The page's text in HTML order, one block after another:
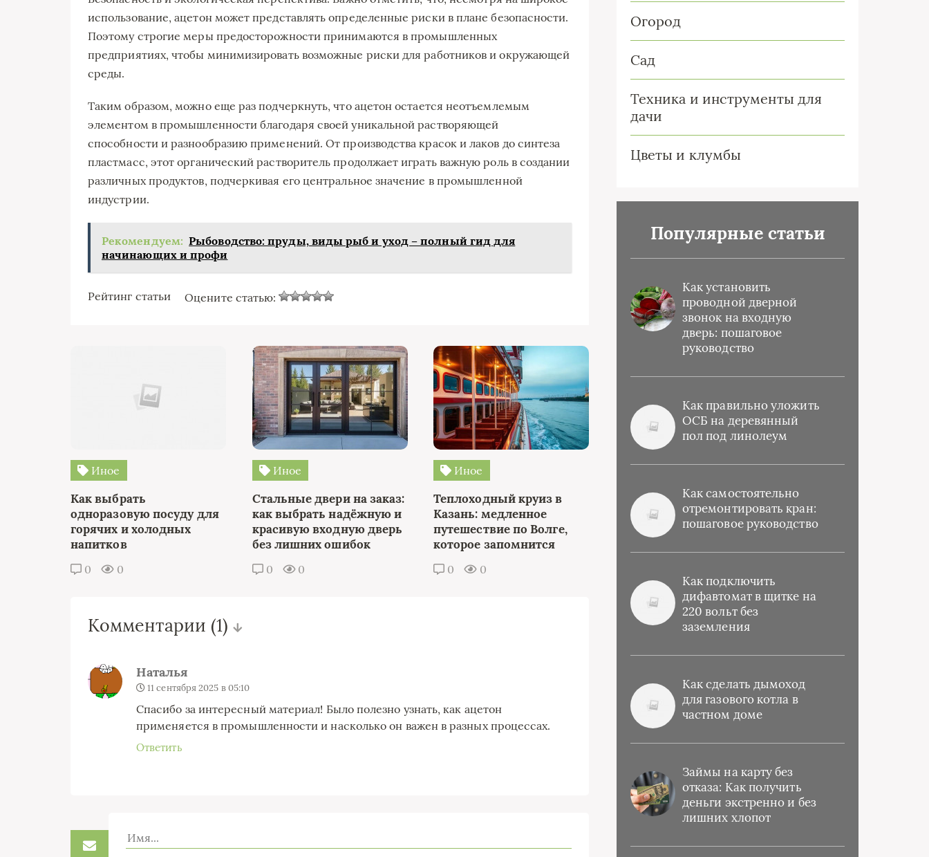
использование, ацетон может представлять определенные риски в плане безопасности.
Поэтому строгие меры предосторожности принимаются в промышленных
предприятиях, чтобы минимизировать возможные риски для работников и окружающей
среды.
Таким образом, можно еще раз подчеркнуть, что ацетон остается неотъемлемым
элементом в промышленности благодаря своей уникальной растворяющей
способности и разнообразию применений. От производства красок и лаков до синтеза
пластмасс, этот органический растворитель продолжает играть важную роль в создании
различных продуктов, подчеркивая его центральное значение в промышленной
индустрии.
Рекомендуем: Рыбоводство: пруды, виды рыб и уход – полный гид для
начинающих и профи
Рейтинг статьи Оцените статью:
Иное
Как выбрать
одноразовую посуду для
горячих и холодных
напитков
0 0
Иное
Стальные двери на заказ:
как выбрать надёжную и
красивую входную дверь
без лишних ошибок
0 0
Иное
Теплоходный круиз в
Казань: медленное
путешествие по Волге,
которое запомнится
0 0
Комментарии (1)
Наталья
11 сентября 2025 в 05:10
Спасибо за интересный материал! Было полезно узнать, как ацетон
применяется в промышленности и насколько он важен в разных процессах.
Ответить
Огород
Сад
Техника и инструменты для
дачи
Цветы и клумбы
Популярные статьи
Как установить
проводной дверной
звонок на входную
дверь: пошаговое
руководство
Как правильно уложить
ОСБ на деревянный
пол под линолеум
Как самостоятельно
отремонтировать кран:
пошаговое руководство
Как подключить
дифавтомат в щитке на
220 вольт без
заземления
Как сделать дымоход
для газового котла в
частном доме
Займы на карту без
отказа: Как получить
деньги экстренно и без
лишних хлопот